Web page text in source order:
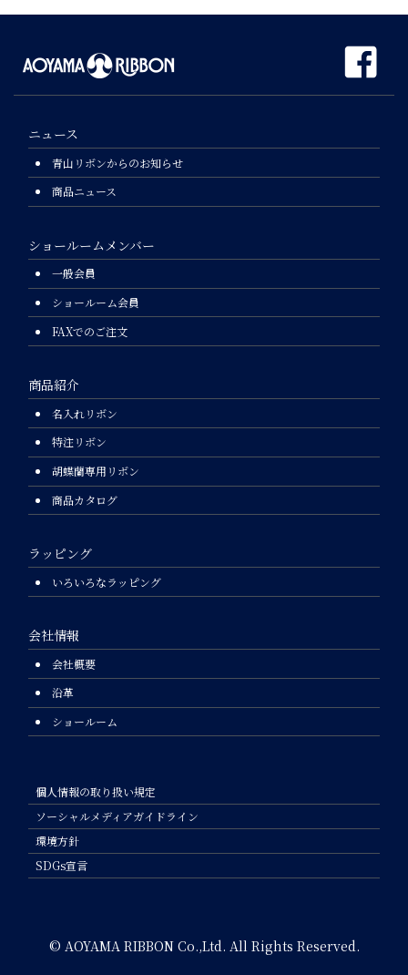
ニュース
青山リボンからのお知らせ
商品ニュース
ショールームメンバー
一般会員
ショールーム会員
FAXでのご注文
商品紹介
名入れリボン
特注リボン
胡蝶蘭専用リボン
商品カタログ
ラッピング
いろいろなラッピング
会社情報
会社概要
沿革
ショールーム
個人情報の取り扱い規定
ソーシャルメディアガイドライン
環境方針
SDGs宣言
© AOYAMA RIBBON Co.,Ltd. All Rights Reserved.